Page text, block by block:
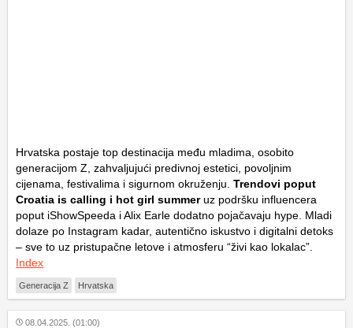
Hrvatska postaje top destinacija među mladima, osobito
generacijom Z, zahvaljujući predivnoj estetici, povoljnim
cijenama, festivalima i sigurnom okruženju. Trendovi poput
Croatia is calling i hot girl summeruz podršku influencera
poput iShowSpeeda i Alix Earle dodatno pojačavaju hype. Mladi
dolaze po Instagram kadar, autentično iskustvo i digitalni detoks
– sve to uz pristupačne letove i atmosferu “živi kao lokalac”.
Index
Generacija Z Hrvatska
08.04.2025. (01:00)